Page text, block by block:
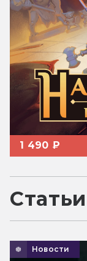
1 490 ₽
Статьи
Новости